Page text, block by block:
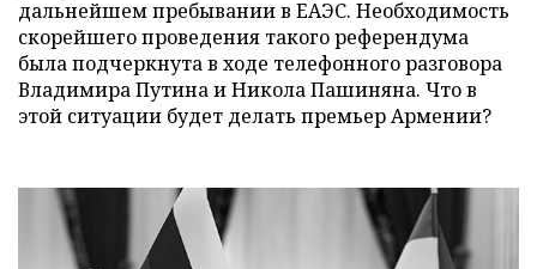
дальнейшем пребывании в ЕАЭС. Необходимость
скорейшего проведения такого референдума
была подчеркнута в ходе телефонного разговора
Владимира Путина и Никола Пашиняна. Что в
этой ситуации будет делать премьер Армении?